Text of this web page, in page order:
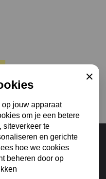
te
en om gerichte
partijen. U kunt deze
te klikken. Als u
jouw apparaat
om je een betere
siteverkeer te
en gerichte
hoe we cookies
beheren door op
Sluiten